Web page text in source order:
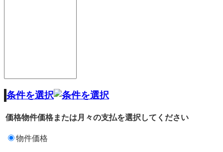
条件を選択
価格物件価格または月々の支払を選択してください
物件価格